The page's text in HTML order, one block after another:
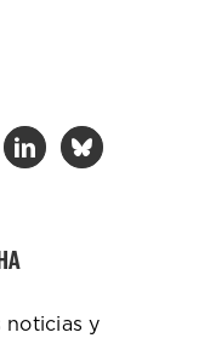
noticias y